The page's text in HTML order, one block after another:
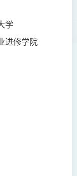
学
进修学院